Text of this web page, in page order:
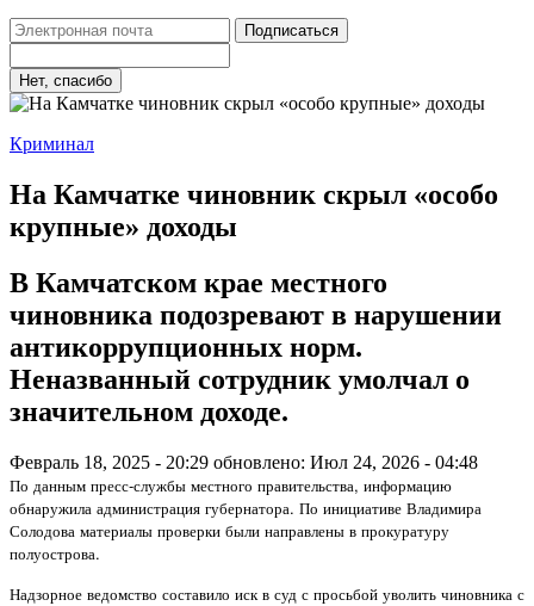
Подписаться
Нет, спасибо
Криминал
На Камчатке чиновник скрыл «особо
крупные» доходы
В Камчатском крае местного
чиновника подозревают в нарушении
антикоррупционных норм.
Неназванный сотрудник умолчал о
значительном доходе.
Февраль 18, 2025 - 20:29 обновлено: Июл 24, 2026 - 04:48
По данным пресс-службы местного правительства, информацию
обнаружила администрация губернатора. По инициативе Владимира
Солодова материалы проверки были направлены в прокуратуру
полуострова.
Надзорное ведомство составило иск в суд с просьбой уволить чиновника с